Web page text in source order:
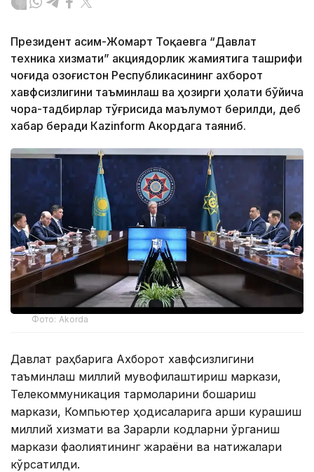
Президент Қасим-Жомарт Тоқаевга “Давлат
техника хизмати” акциядорлик жамиятига ташрифи
чоғида Қозоғистон Республикасининг ахборот
хавфсизлигини таъминлаш ва ҳозирги ҳолати бўйича
чора-тадбирлар тўғрисида маълумот берилди, деб
хабар беради Каzinform Акордага таяниб.
Фото: Akorda
Давлат раҳбарига Ахборот хавфсизлигини
таъминлаш миллий мувофиқлаштириш маркази,
Телекоммуникация тармоқларини бошқариш
маркази, Компьютер ҳодисаларига қарши курашиш
миллий хизмати ва Зарарли кодларни ўрганиш
маркази фаолиятининг жараёни ва натижалари
кўрсатилди.